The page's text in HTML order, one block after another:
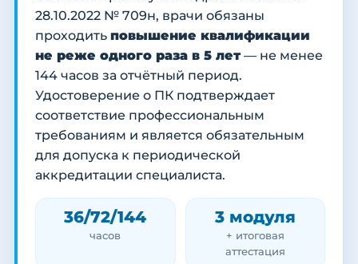
28.10.2022 № 709н, врачи обязаны
проходить повышение квалификации
не реже одного раза в 5 лет— не менее
144 часов за отчётный период.
Удостоверение о ПК подтверждает
соответствие профессиональным
требованиям и является обязательным
для допуска к периодической
аккредитации специалиста.
36/72/144
часов
3 модуля
+ итоговая
аттестация